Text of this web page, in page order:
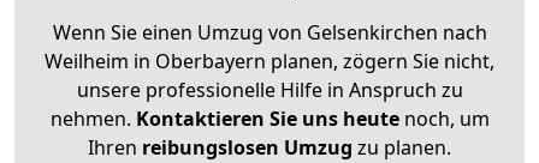
Wenn Sie einen Umzug von Gelsenkirchen nach
Weilheim in Oberbayern planen, zögern Sie nicht,
unsere professionelle Hilfe in Anspruch zu
nehmen. Kontaktieren Sie uns heutenoch, um
Ihren reibungslosen Umzug zu planen.